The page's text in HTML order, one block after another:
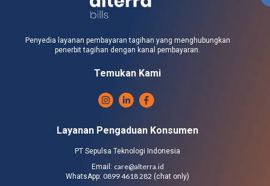
Penyedia layanan pembayaran tagihan yang menghubungkan
penerbit tagihan dengan kanal pembayaran.
Temukan Kami
Layanan Pengaduan Konsumen
PT Sepulsa Teknologi Indonesia
Email: care@alterra.id
WhatsApp: 0899 4618 282 (chat only)